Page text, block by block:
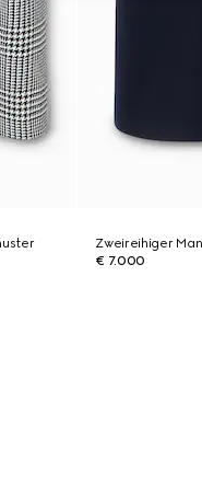
Zweireihiger
€ 7.000